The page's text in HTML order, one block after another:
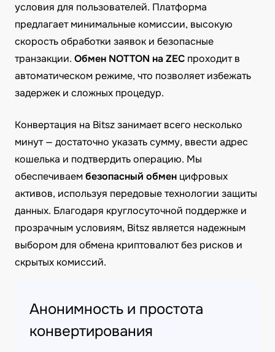
условия для пользователей. Платформа
предлагает минимальные комиссии, высокую
скорость обработки заявок и безопасные
транзакции. Обмен NOTTON на ZEC проходит в
автоматическом режиме, что позволяет избежать
задержек и сложных процедур.
Конвертация на Bitsz занимает всего несколько
минут — достаточно указать сумму, ввести адрес
кошелька и подтвердить операцию. Мы
обеспечиваембезопасный обмен цифровых
активов, используя передовые технологии защиты
данных. Благодаря круглосуточной поддержке и
прозрачным условиям, Bitsz является надежным
выбором для обмена криптовалют без рисков и
скрытых комиссий.
Анонимность и простота
конвертирования